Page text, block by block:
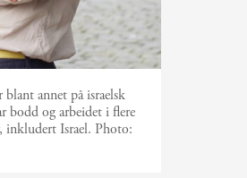
annet på israelsk
bodd og arbeidet i flere
inkludert Israel. Photo: